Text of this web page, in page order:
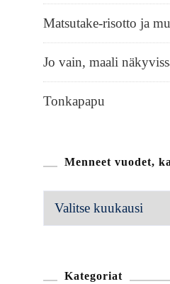
Matsutake-risotto ja
Jo vain, maali
Tonkapapu
Menneet vuodet,
M
e
Kategoriat